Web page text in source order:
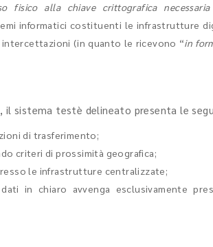
fisico alla chiave crittografica
informatici costituenti le infrastrutture
(in quanto le ricevono “in
il sistema testè delineato presenta le
di trasferimento;
criteri di prossimità geografica;
le infrastrutture centralizzate;
in chiaro avvenga esclusivamente